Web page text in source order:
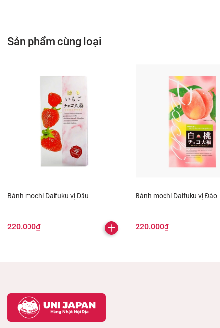
Sản phẩm cùng loại
Bánh mochi Daifuku vị Dâu
220.000₫
Bánh mochi Daifuku vị Đào
220.000₫